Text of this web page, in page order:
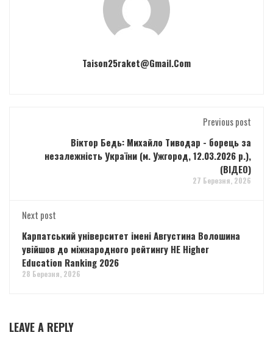
Taison25raket@gmail.com
Previous post
Віктор Бедь: Михайло Тиводар - борець за
незалежність України (м. Ужгород, 12.03.2026 р.),
(ВІДЕО)
27 Березня, 2026
Next post
Карпатський університет імені Августина Волошина
увійшов до міжнародного рейтингу HE Higher
Education Ranking 2026
28 Березня, 2026
LEAVE A REPLY